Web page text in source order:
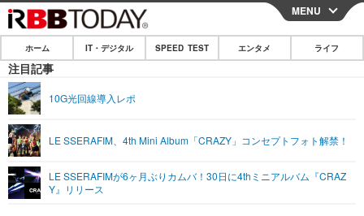
CLOSE
ホーム
IT・デジタル
ショッピング その他
SPEED TEST
エンタメ
エンタメTOP
ライフ
MENU
ホーム IT・デジタル SPEED TEST エンタメ ライフ
注目記事
10G光回線導入レポ
LE SSERAFIM、4th Mini Album「CRAZY」コンセプトフォト解禁！
LE SSERAFIMが6ヶ月ぶりカムバ！30日に4thミニアルバム『CRAZ
Y』リリース